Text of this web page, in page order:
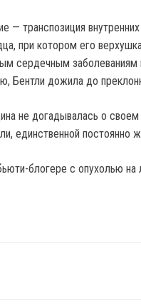
— транспозиция
при котором его
сердечным
Бентли дожила до
не догадывалась о
единственной постоянно
блогере с опухолью на